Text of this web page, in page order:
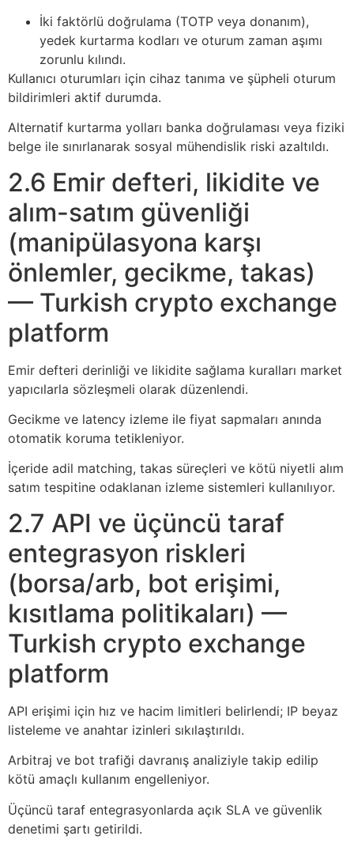
İki faktörlü doğrulama (TOTP veya donanım),
yedek kurtarma kodları ve oturum zaman aşımı
zorunlu kılındı.
Kullanıcı oturumları için cihaz tanıma ve şüpheli oturum
bildirimleri aktif durumda.
Alternatif kurtarma yolları banka doğrulaması veya fiziki
belge ile sınırlanarak sosyal mühendislik riski azaltıldı.
2.6 Emir defteri, likidite ve
alım-satım güvenliği
(manipülasyona karşı
önlemler, gecikme, takas)
— Turkish crypto exchange
platform
Emir defteri derinliği ve likidite sağlama kuralları market
yapıcılarla sözleşmeli olarak düzenlendi.
Gecikme ve latency izleme ile fiyat sapmaları anında
otomatik koruma tetikleniyor.
İçeride adil matching, takas süreçleri ve kötü niyetli alım
satım tespitine odaklanan izleme sistemleri kullanılıyor.
2.7 API ve üçüncü taraf
entegrasyon riskleri
(borsa/arb, bot erişimi,
kısıtlama politikaları) —
Turkish crypto exchange
platform
API erişimi için hız ve hacim limitleri belirlendi; IP beyaz
listeleme ve anahtar izinleri sıkılaştırıldı.
Arbitraj ve bot trafiği davranış analiziyle takip edilip
kötü amaçlı kullanım engelleniyor.
Üçüncü taraf entegrasyonlarda açık SLA ve güvenlik
denetimi şartı getirildi.